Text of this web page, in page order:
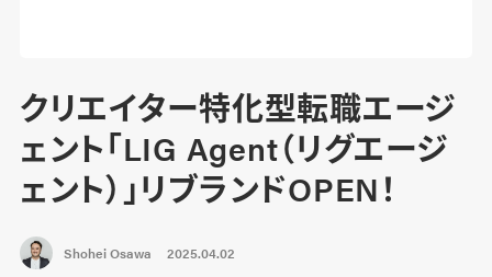
クリエイター特化型転職エージ
ェント「LIG Agent（リグエージ
ェント）」リブランドOPEN！
Shohei Osawa 2025.04.02